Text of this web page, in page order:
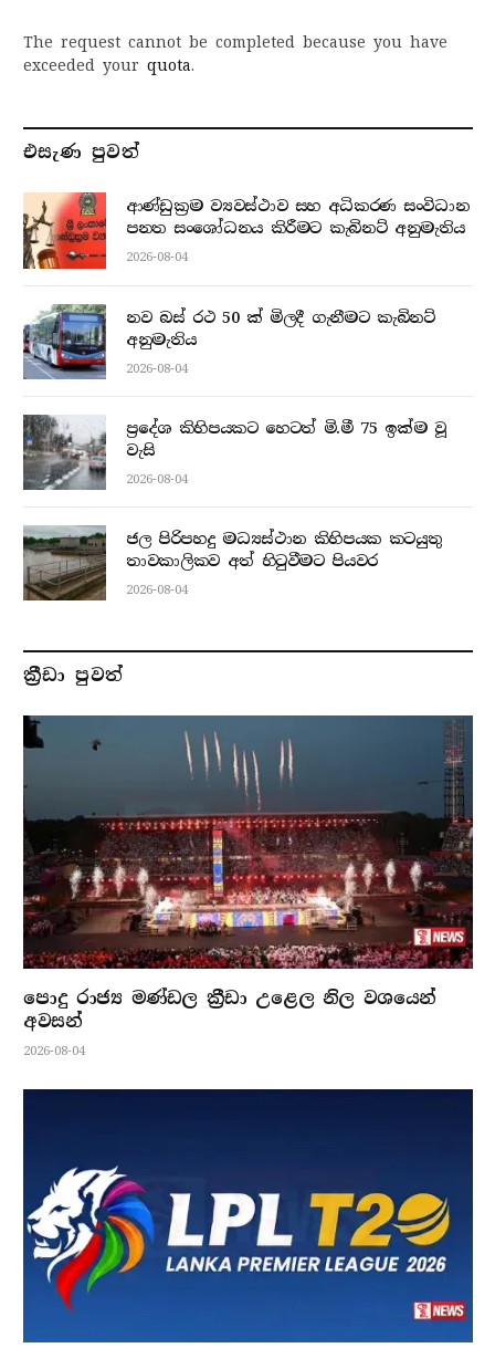
The request cannot be completed because you have
exceeded your quota.
එසැණ පුව​ත්
ආණ්ඩුක්‍රම ව්‍යවස්ථාව සහ අධිකරණ සංවිධාන
පනත සංශෝධනය කිරීමට කැබිනට් අනුමැතිය
2026-08-04
නව බස් රථ 50 ක් මිලදී ගැනීමට කැබිනට්
අනුමැතිය
2026-08-04
ප්‍රදේශ කිහිපයකට හෙටත් මි.මී 75 ඉක්ම වූ
වැසි
2026-08-04
ජල පිරිපහදු මධ්‍යස්ථාන කිහිපයක කටයුතු
තාවකාලිකව අත් හිටුවීමට පියවර
2026-08-04
ක්‍රීඩා පුවත්
පොදු රාජ්‍ය මණ්ඩල ක්‍රීඩා උළෙල නිල වශයෙන්
අවසන්
2026-08-04